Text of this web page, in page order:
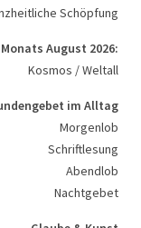
Schöpfung
August 2026:
Kosmos / Weltall
im Alltag
Morgenlob
Schriftlesung
Abendlob
Nachtgebet
Schöpfung
September 2026:
Schöpfung / Klage
im Alltag
Morgenlob
Schriftlesung
Abendlob
Nachtgebet